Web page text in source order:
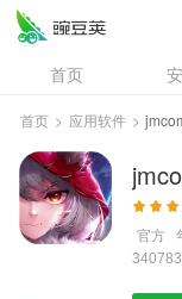
首页
资讯
问答
首页 > 应用软件 >
官方